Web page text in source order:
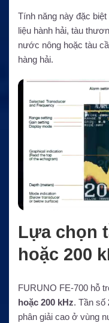
Tính năng này đặc
liệu hành hải, tàu
nước nông hoặc tàu
hàng hải.
Lựa chọn
hoặc 200
FURUNO FE-700 hỗ
hoặc 200 kHz. Tần số
phân giải cao ở vùng